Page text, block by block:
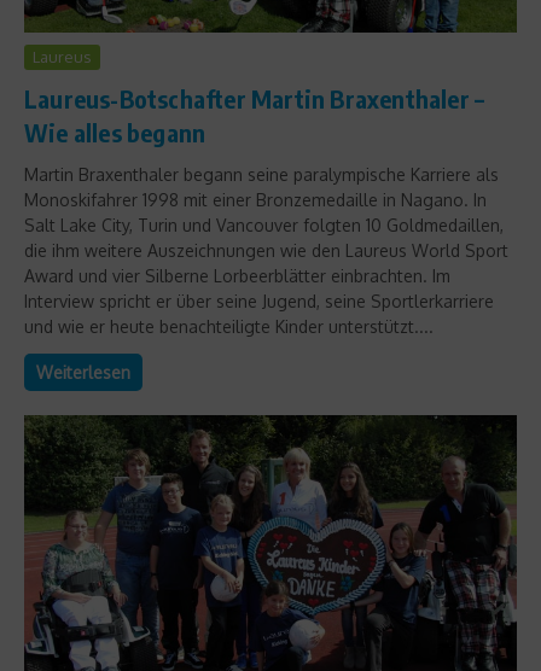
Laureus
Laureus-Botschafter Martin Braxenthaler –
Wie alles begann
Martin Braxenthaler begann seine paralympische Karriere als
Monoskifahrer 1998 mit einer Bronzemedaille in Nagano. In
Salt Lake City, Turin und Vancouver folgten 10 Goldmedaillen,
die ihm weitere Auszeichnungen wie den Laureus World Sport
Award und vier Silberne Lorbeerblätter einbrachten. Im
Interview spricht er über seine Jugend, seine Sportlerkarriere
und wie er heute benachteiligte Kinder unterstützt....
Weiterlesen